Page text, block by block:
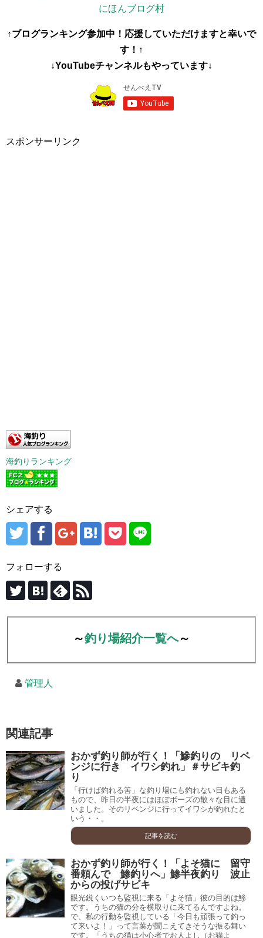
にほんブログ村
↑ブログランキング参加中！応援していただけますと幸いで
す！↑
↓YouTubeチャンネルもやっています↓
スポンサーリンク
海釣りランキング
シェアする
フォローする
～釣り場紹介一覧へ～
管理人
関連記事
おかず釣り師が行く！「鰺釣りの リベ
ンジに行き イワシ釣れ」＃サビキ釣
り
「行けば釣れる筈」な釣り場にも釣れない日もある
もので、昨日の半夜にはほぼボーズの散々な目に遭
いました。そのリベンジに行ってイワシが釣れたと
いう・・。
記事を読む
おかず釣り師が行く！「よそ猫に 留守
番頼んで 鯵釣りへ」鯵半夜釣り 波止
からの投げサビキ
眼光鋭くいつも監視に来る「よそ猫」彼の目的は鯵
です。うちの猫の分を横取りに来てるんですよね。
で、私の行動を監視している「今日も頑張って釣っ
て来いよ！」って言葉が聞こえてきそうな振る舞い
です。「うちの猫は小心者でお人よし（お猫よ